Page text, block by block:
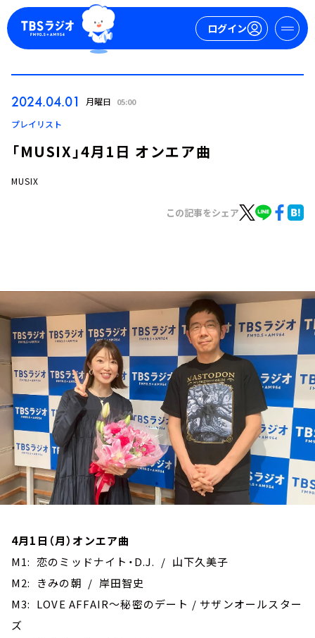
ログイン
トピックス
TBS Podcast
お知らせ
イベント・グッズ
YouTube
会社情報
2024.04.01 月曜日 05:00
プレイリスト
「MUSIX」4月1日 オンエア曲
MUSIX
この記事をシェア
4月1日（月）オンエア曲
M1: 恋のミッドナイト・D.J. / 山下久美子
M2: きみの朝 / 岸田智史
M3: LOVE AFFAIR～秘密のデート / サザンオールスター
ズ